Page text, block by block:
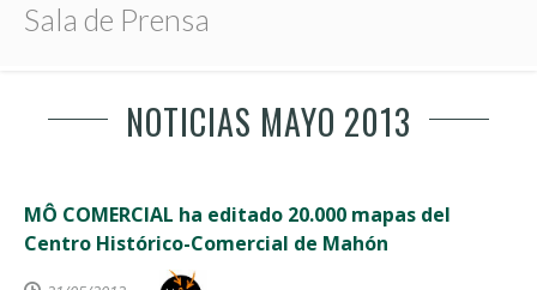
Sala de Prensa
NOTICIAS MAYO 2013
MÔ COMERCIAL ha editado 20.000 mapas del
Centro Histórico-Comercial de Mahón